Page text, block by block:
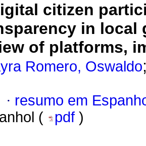
citizen
in local
of platforms,
Romero, Oswaldo
· resumo em
(
pdf )